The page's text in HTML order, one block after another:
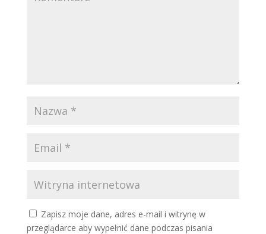
Zapisz moje dane, adres e-mail i witrynę w
przeglądarce aby wypełnić dane podczas pisania